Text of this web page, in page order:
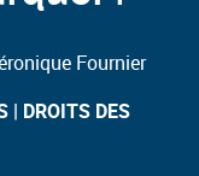
Fournier
DROITS DES